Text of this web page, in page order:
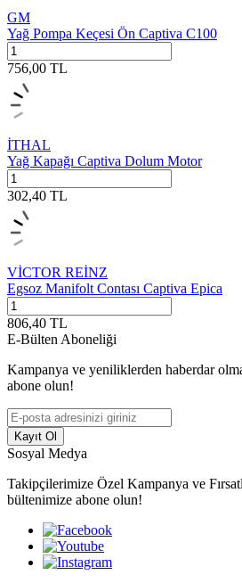
GM
Yağ Pompa Keçesi Ön Captiva C100
756,00 TL
İTHAL
Yağ Kapağı Captiva Dolum Motor
302,40 TL
VİCTOR REİNZ
Egsoz Manifolt Contası Captiva Epica
806,40 TL
E-Bülten Aboneliği
Kampanya ve yeniliklerden haberdar
abone olun!
Kayıt Ol
Sosyal Medya
Takipçilerimize Özel Kampanya ve
bültenimize abone olun!